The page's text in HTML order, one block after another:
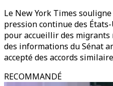
Le New York Times
pression continue des
pour accueillir des migrants
des informations du Sénat
accepté des accords
RECOMMANDÉ